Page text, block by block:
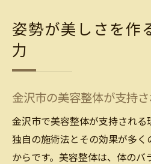
姿勢が美しさを作
力
金沢市の美容整体が支持
金沢市で美容整体が支持される
独自の施術法とその効果が多く
からです。美容整体は、体のバ